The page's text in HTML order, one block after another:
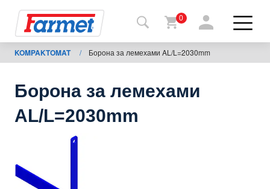
Назад
на
Магазин
Farmet
машини
0
KOMPAKTOMAT / Борона за лемехами AL/L=2030mm
Борона за лемехами
AL/L=2030mm